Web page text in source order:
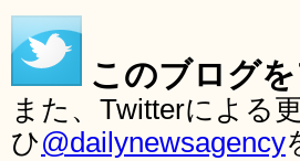
このブログ
また、Twitterによる
ひ@dailynewsagency